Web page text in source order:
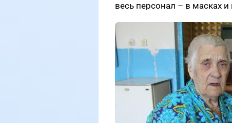
весь персонал – в масках и